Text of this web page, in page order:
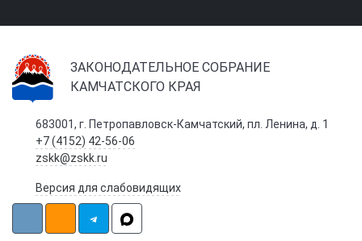
ЗАКОНОДАТЕЛЬНОЕ СОБРАНИЕ
КАМЧАТСКОГО КРАЯ
683001, г. Петропавловск-Камчатский, пл. Ленина, д. 1
+7 (4152) 42-56-06
zskk@zskk.ru
Версия для слабовидящих